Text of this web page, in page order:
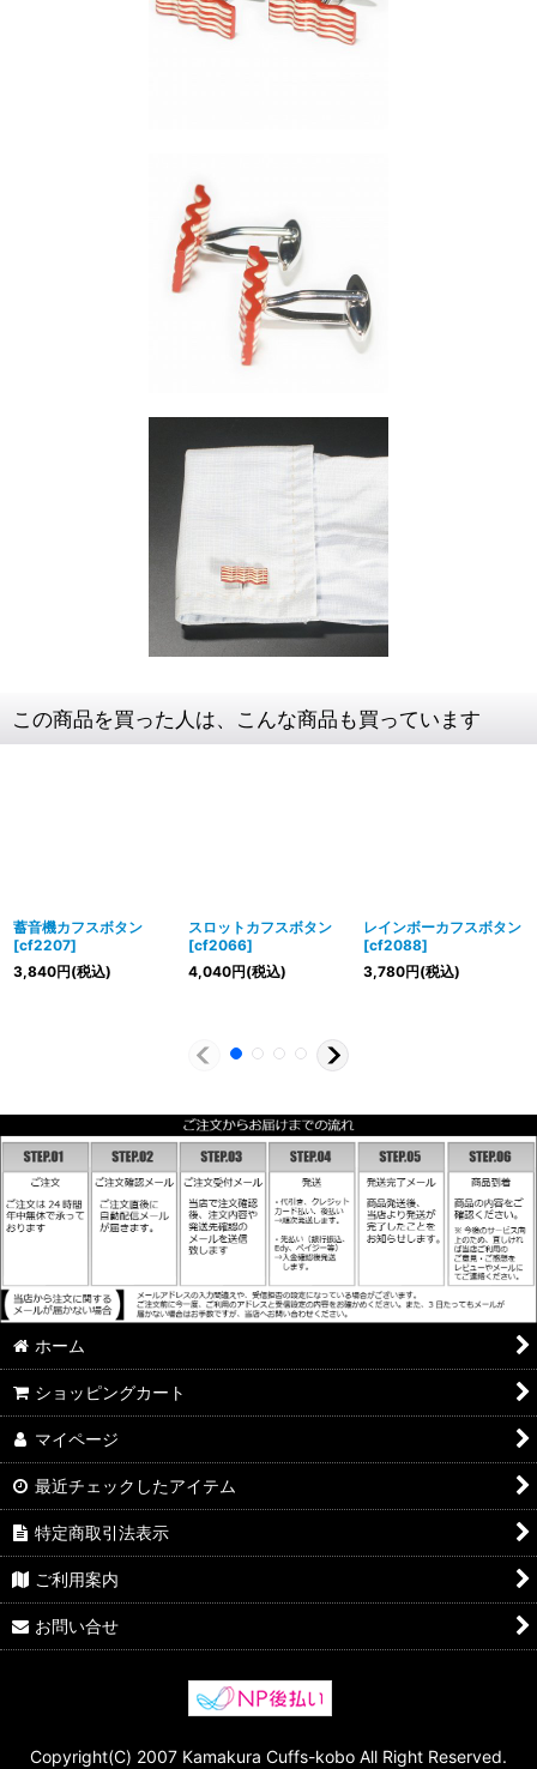
この商品を買った人は、こんな商品も買っています
蓄音機カフスボタン
[cf2207]
3,840円(税込)
スロットカフスボタン
[cf2066]
4,040円(税込)
レインボーカフスボタン
[cf2088]
3,780円(税込)
ホーム
ショッピングカート
マイページ
最近チェックしたアイテム
特定商取引法表示
ご利用案内
お問い合せ
Copyright(C) 2007 Kamakura Cuffs-kobo All Right Reserved.